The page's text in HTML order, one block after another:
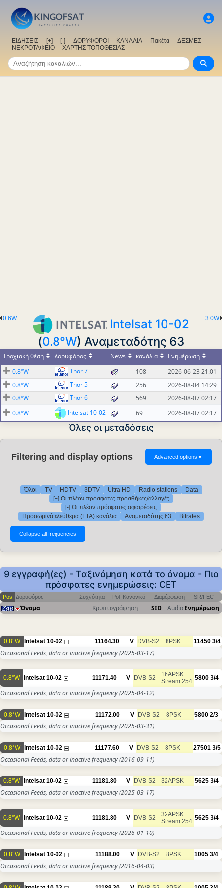
ΕΙΔΗΣΕΙΣ [+] [-] ΔΟΡΥΦΟΡΟΙ ΚΑΝΑΛΙΑ Πακέτα
ΔΕΣΜΕΣ
ΝΕΚΡΟΤΑΦΕΙΟ
ΧΑΡΤΗΣ ΤΟΠΟΘΕΣΙΑΣ
3.0W
0.6W
Intelsat 10-02
(0.8°W) Αναμεταδότης 63
Τροχιακή θέση Δορυφόρος News κανάλια
Ενημέρωση
0.8°W
Thor 7 108
2026-06-23 21:01
0.8°W
Thor 5 256
2026-08-04 14:29
0.8°W
Thor 6 569
2026-08-07 02:17
0.8°W
Intelsat 10-02 69 2026-08-07 02:17
Όλες οι μεταδόσεις
Filtering and display options Advanced options ▼
Όλοι TV HDTV 3DTV Ultra HD Radio stations
Data
[+] Οι πλέον πρόσφατες προσθήκες/αλλαγές
[-] Οι πλέον πρόσφατες αφαιρέσεις
Προσωρινά ελεύθερα (FTA) κανάλια
Αναμεταδότης 63 Bitrates
9 εγγραφή(ες) - Ταξινόμηση κατά το όνομα - Πιο
πρόσφατες ενημερώσεις: CET
Pos Δορυφόρος Συχνότητα Pol Κανονικό Διαμόρφωση SR/FEC
Όνομα Κρυπτογράφηση SID AudioΕνημέρωση
0.8°W Intelsat 10-02 11164.30 V DVB-S2 8PSK 11450 3/4
Occasional Feeds, data or inactive frequency(2025-03-17)
0.8°W Intelsat 10-02 11171.40 V DVB-S2
16APSK
Stream 254 5800 3/4
Occasional Feeds, data or inactive frequency(2025-04-12)
0.8°W Intelsat 10-02 11172.00 V DVB-S2 8PSK 5800 2/3
Occasional Feeds, data or inactive frequency(2025-03-31)
0.8°W Intelsat 10-02 11177.60 V DVB-S2 8PSK 27501 3/5
Occasional Feeds, data or inactive frequency(2016-09-11)
0.8°W Intelsat 10-02 11181.80 V DVB-S2 32APSK 5625 3/4
Occasional Feeds, data or inactive frequency(2025-03-17)
0.8°W Intelsat 10-02 11181.80 V DVB-S2
32APSK
Stream 254 5625 3/4
Occasional Feeds, data or inactive frequency(2026-01-10)
0.8°W Intelsat 10-02 11188.00 V DVB-S2 8PSK 1005 3/4
Occasional Feeds, data or inactive frequency(2016-04-03)